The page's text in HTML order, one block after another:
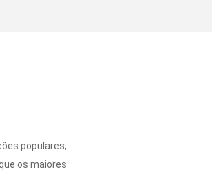
populares,
os maiores